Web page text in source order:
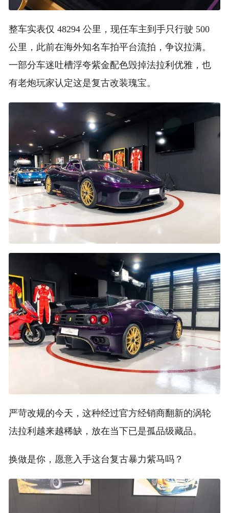
整车实表仅 48294 公里，现任车主到手只行驶 500
公里，此前在海外知名车拍平台流拍，争议拉满。
一部分车迷吐槽浮夸紫金配色毁掉法拉利优雅，也
有老炮玩家认定这是复古改装瑰宝。
严苛改规的今天，这种经过官方经销商翻新的涡轮
法拉利越来越稀缺，放在当下已是孤品级藏品。
换做是你，愿意入手这台复古暴力紫马吗？